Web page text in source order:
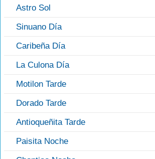
Astro Sol
Sinuano Día
Caribeña Día
La Culona Día
Motilon Tarde
Dorado Tarde
Antioqueñita Tarde
Paisita Noche